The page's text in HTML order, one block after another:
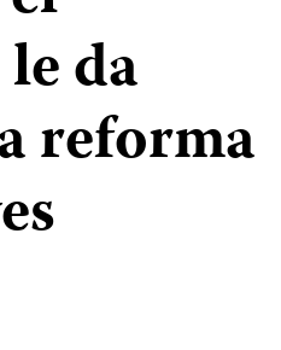
da
reforma